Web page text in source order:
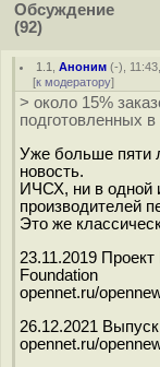
Обсуждение
(92)
1.1 ,Аноним (-),
[к модератору]
> около 15%
подготовленных в
Уже больше пяти
новость.
ИЧСХ, ни в одной
производителей
Это же
23.11.2019
Foundation
opennet.ru/
26.12.2021
opennet.ru/